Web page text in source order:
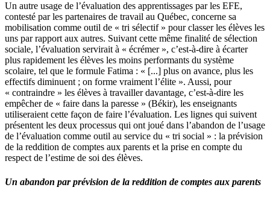
Un autre usage de l’évaluation des apprentissages par les EFE,
contesté par les partenaires de travail au Québec, concerne sa
mobilisation comme outil de « tri sélectif » pour classer les élèves les
uns par rapport aux autres. Suivant cette même finalité de sélection
sociale, l’évaluation servirait à « écrémer », c’est-à-dire à écarter
plus rapidement les élèves les moins performants du système
scolaire, tel que le formule Fatima : « [...] plus on avance, plus les
effectifs diminuent ; on forme vraiment l’élite ». Aussi, pour
« contraindre » les élèves à travailler davantage, c’est-à-dire les
empêcher de « faire dans la paresse » (Békir), les enseignants
utiliseraient cette façon de faire l’évaluation. Les lignes qui suivent
présentent les deux processus qui ont joué dans l’abandon de l’usage
de l’évaluation comme outil au service du « tri social » : la prévision
de la reddition de comptes aux parents et la prise en compte du
respect de l’estime de soi des élèves.
Un abandon par prévision de la reddition de comptes aux parents